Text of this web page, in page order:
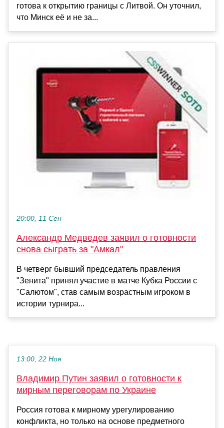
готова к открытию границы с Литвой. Он уточнил,
что Минск её и не за...
20:00, 11 Сен
Александр Медведев заявил о готовности
снова сыграть за "Амкал"
В четверг бывший председатель правления
"Зенита" принял участие в матче Кубка России с
"Салютом", став самым возрастным игроком в
истории турнира...
13:00, 22 Ноя
Владимир Путин заявил о готовности к
мирным переговорам по Украине
Россия готова к мирному урегулированию
конфликта, но только на основе предметного